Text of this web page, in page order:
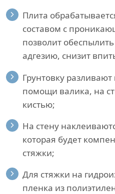
Плита
составом с
позволит
адгезию, снизит
Грунтовку
помощи валика, на
кистью;
На стену
которая будет
стяжки;
Для стяжки на
пленка из